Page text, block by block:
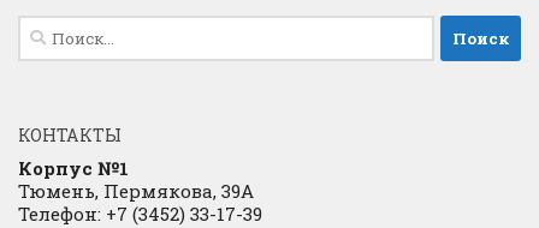
Найти:
КОНТАКТЫ
Корпус №1
Тюмень, Пермякова, 39А
Телефон: +7 (3452) 33-17-39